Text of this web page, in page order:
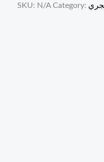
SKU: N/A Category: